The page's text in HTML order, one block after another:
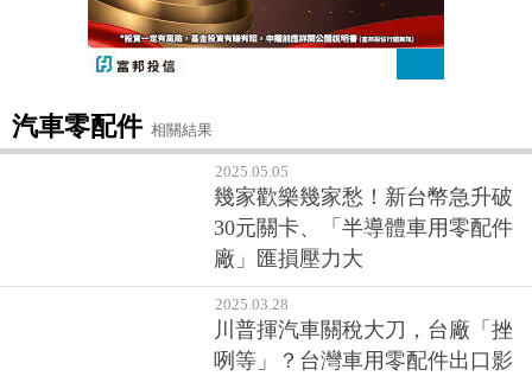
汽車零配件 相關結果
2025.05.05
幾家歡樂幾家愁！新台幣急升破
30元關卡、「半導體車用零配件
廠」匯損壓力大
2025.03.28
川普揮汽車關稅大刀，台廠「挫
咧等」？台灣車用零配件出口影